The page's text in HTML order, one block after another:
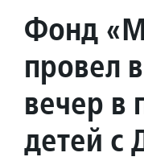
Фонд
провел
вечер в
детей с